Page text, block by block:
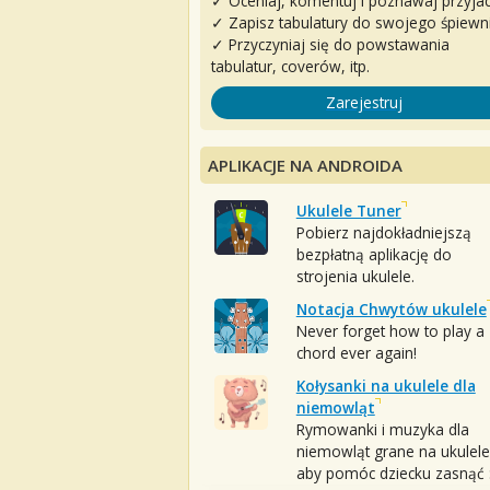
✓ Zapisz tabulatury do swojego
✓ Przyczyniaj się do powstawania
tabulatur, coverów, itp.
Zarejestruj
APLIKACJE NA ANDROIDA
Ukulele Tuner
Pobierz najdokładniejszą
bezpłatną aplikację do
strojenia ukulele.
Notacja Chwytów ukulele
Never forget how to play a
chord ever again!
Kołysanki na ukulele dla
niemowląt
Rymowanki i muzyka dla
niemowląt grane na
aby pomóc dziecku zasnąć